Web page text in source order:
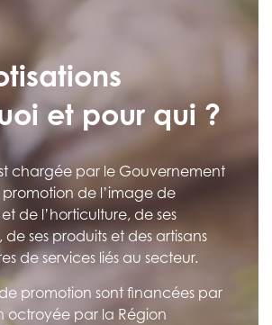
et pour qui ?
chargée par le Gouvernement
de l’image de
de l’horticulture, de ses
ses produits et des artisans
de services liés au secteur.
promotion sont financées par
octroyée par la Région